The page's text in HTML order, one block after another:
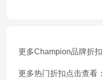
更多Champion品牌折扣
更多热门折扣点击查看：